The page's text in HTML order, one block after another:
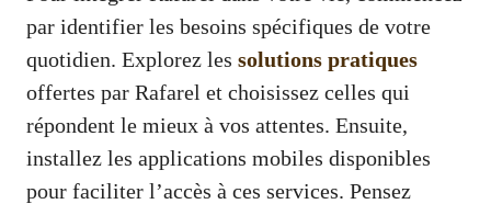
par identifier les besoins spécifiques de votre
quotidien. Explorez les solutions pratiques
offertes par Rafarel et choisissez celles qui
répondent le mieux à vos attentes. Ensuite,
installez les applications mobiles disponibles
pour faciliter l’accès à ces services. Pensez